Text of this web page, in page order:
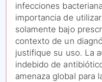
infecciones
importancia de
solamente bajo
contexto de un
justifique su uso. La
indebido de
amenaza global para